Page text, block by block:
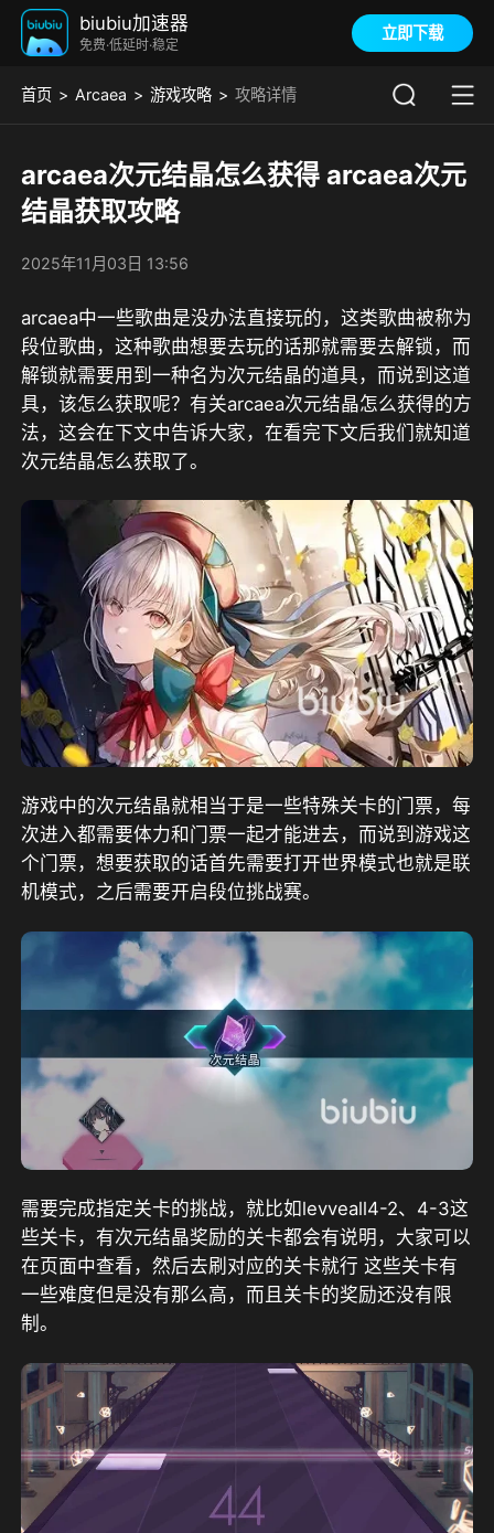
biubiu加速器
免费·低延时·稳定
立即下载
首页 Arcaea 游戏攻略 攻略详情
arcaea次元结晶怎么获得 arcaea次元
结晶获取攻略
2025年11月03日 13:56
arcaea中一些歌曲是没办法直接玩的，这类歌曲被称为
段位歌曲，这种歌曲想要去玩的话那就需要去解锁，而
解锁就需要用到一种名为次元结晶的道具，而说到这道
具，该怎么获取呢？有关arcaea次元结晶怎么获得的方
法，这会在下文中告诉大家，在看完下文后我们就知道
次元结晶怎么获取了。
游戏中的次元结晶就相当于是一些特殊关卡的门票，每
次进入都需要体力和门票一起才能进去，而说到游戏这
个门票，想要获取的话首先需要打开世界模式也就是联
机模式，之后需要开启段位挑战赛。
需要完成指定关卡的挑战，就比如levveall4-2、4-3这
些关卡，有次元结晶奖励的关卡都会有说明，大家可以
在页面中查看，然后去刷对应的关卡就行 这些关卡有
一些难度但是没有那么高，而且关卡的奖励还没有限
制。